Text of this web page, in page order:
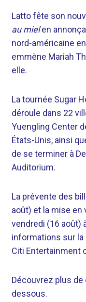
Latto fête son
au mielen
nord-américaine
emmène Mariah
elle.
La tournée Sugar
déroule dans 22
Yuengling Center
États-Unis, ainsi
de se terminer à
Auditorium.
La prévente des
août) et la mise en
vendredi (16 août)
informations sur
Citi Entertainment
Découvrez plus de
dessous.